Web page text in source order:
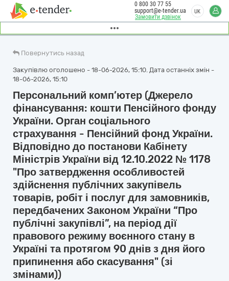
Замовити дзвінок
0 800 30 77 55
support@e-tender.ua
UK
Повернутись назад
Закупівлю оголошено - 18-06-2026, 15:10. Дата останніх змін -
18-06-2026, 15:10
Персональний комп’ютер (Джерело
фінансування: кошти Пенсійного фонду
України. Орган соціального
страхування - Пенсійний фонд України.
Відповідно до постанови Кабінету
Міністрів України від 12.10.2022 № 1178
"Про затвердження особливостей
здійснення публічних закупівель
товарів, робіт і послуг для замовників,
передбачених Законом України “Про
публічні закупівлі”, на період дії
правового режиму воєнного стану в
Україні та протягом 90 днів з дня його
припинення або скасування" (зі
змінами))